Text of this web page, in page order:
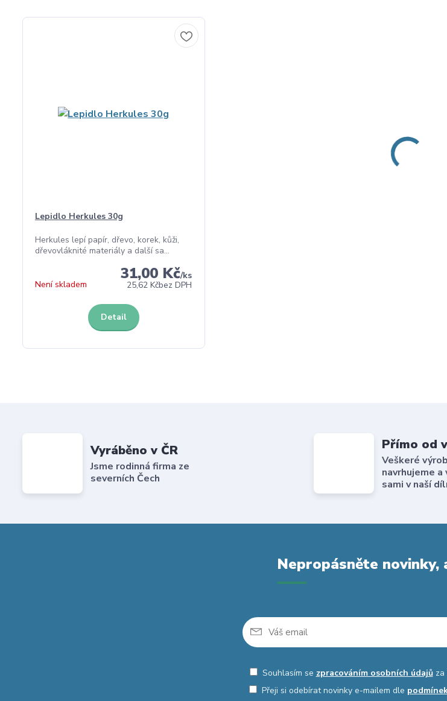
Lepidlo Herkules 30g
Herkules lepí papír, dřevo, korek, kůži,
dřevovláknité materiály a další sa...
31,00 Kč/ks
25,62 Kčbez DPH
Není skladem
Detail
Vyráběno v ČR
Jsme rodinná firma ze
severních Čech
Přímo od
Veškeré
navrhujeme a
sami v naší
Nepropásněte novinky,
Souhlasím se zpracováním osobních údajůza
Přeji si odebírat novinky e-mailem dle